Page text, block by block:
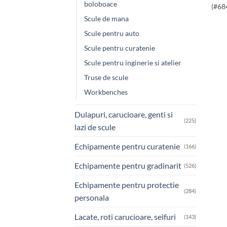
boloboace
Scule de mana
Scule pentru auto
Scule pentru curatenie
Scule pentru inginerie si atelier
Truse de scule
Workbenches
Dulapuri, carucioare, genti si
lazi de scule
(225)
Echipamente pentru curatenie (166)
Echipamente pentru gradinarit (526)
Echipamente pentru protectie
personala
(284)
Lacate, roti carucioare, seifuri (143)